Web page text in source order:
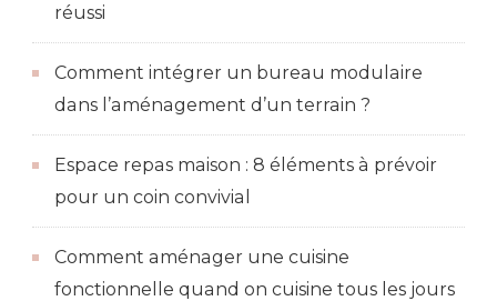
réussi
Comment intégrer un bureau modulaire
dans l’aménagement d’un terrain ?
Espace repas maison : 8 éléments à prévoir
pour un coin convivial
Comment aménager une cuisine
fonctionnelle quand on cuisine tous les jours